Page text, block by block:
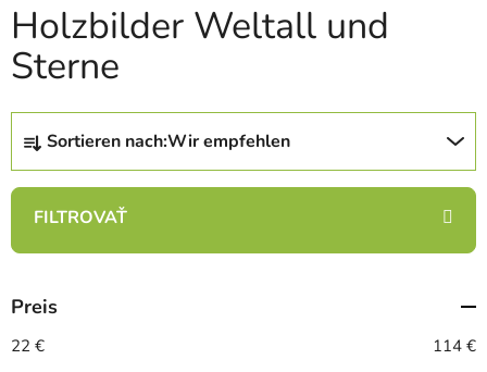
Holzbilder Weltall und
Sterne
P
o
u
t
s
o
Sortieren nach:Wir empfehlen
Preis
22 € 114 €